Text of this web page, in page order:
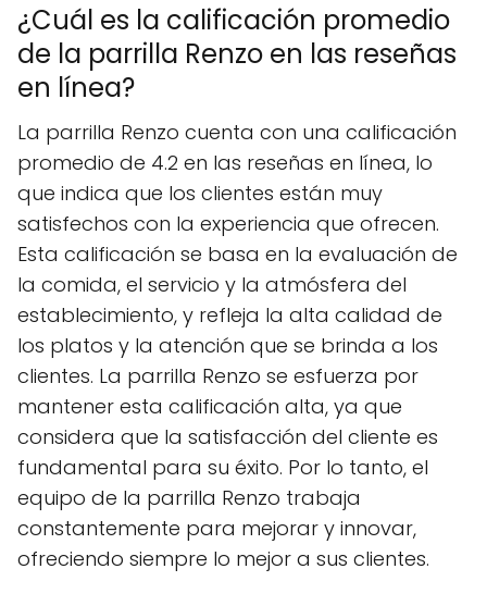
¿Cuál es la calificación promedio
de la parrilla Renzo en las reseñas
en línea?
La parrilla Renzo cuenta con una calificación
promedio de 4.2 en las reseñas en línea, lo
que indica que los clientes están muy
satisfechos con la experiencia que ofrecen.
Esta calificación se basa en la evaluación de
la comida, el servicio y la atmósfera del
establecimiento, y refleja la alta calidad de
los platos y la atención que se brinda a los
clientes. La parrilla Renzo se esfuerza por
mantener esta calificación alta, ya que
considera que la satisfacción del cliente es
fundamental para su éxito. Por lo tanto, el
equipo de la parrilla Renzo trabaja
constantemente para mejorar y innovar,
ofreciendo siempre lo mejor a sus clientes.